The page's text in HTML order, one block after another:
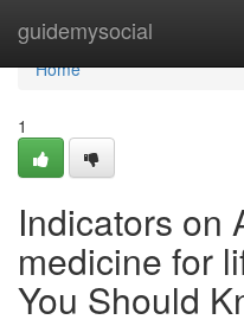
guidemysocial
Home
Home
1
Indicators on
medicine for
You Should